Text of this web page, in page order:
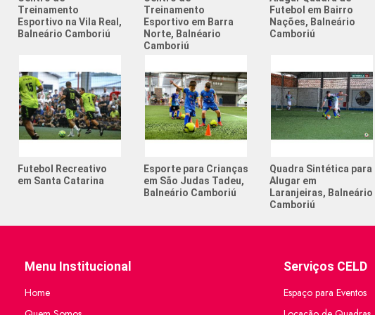
Com
no
Festa
Futebol
Torneio
Treinamento
Esportivo na Vila Real,
Balneário Camboriú
Treinamento
Esportivo em Barra
Norte, Balnéario
Camboriú
Futebol em Bairro
Nações, Balneário
Camboriú
Futebol Recreativo
em Santa Catarina
Esporte para Crianças
em São Judas Tadeu,
Balneário Camboriú
Quadra Sintética para
Alugar em
Laranjeiras, Balneário
Camboriú
Menu Institucional
Home
Serviços CELD
Espaço para Eventos